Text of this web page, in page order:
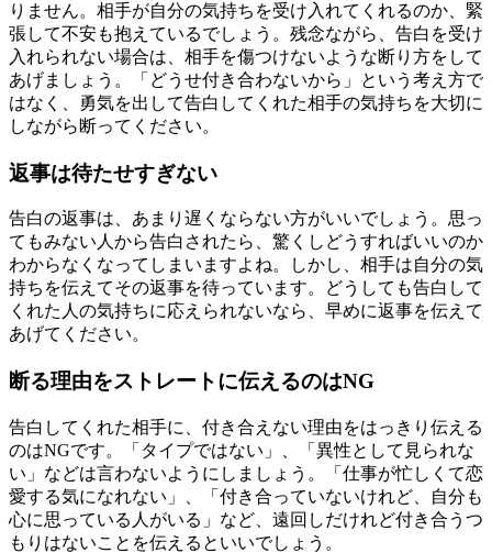
りません。相手が自分の気持ちを受け入れてくれるのか、緊
張して不安も抱えているでしょう。残念ながら、告白を受け
入れられない場合は、相手を傷つけないような断り方をして
あげましょう。「どうせ付き合わないから」という考え方で
はなく、勇気を出して告白してくれた相手の気持ちを大切に
しながら断ってください。
返事は待たせすぎない
告白の返事は、あまり遅くならない方がいいでしょう。思っ
てもみない人から告白されたら、驚くしどうすればいいのか
わからなくなってしまいますよね。しかし、相手は自分の気
持ちを伝えてその返事を待っています。どうしても告白して
くれた人の気持ちに応えられないなら、早めに返事を伝えて
あげてください。
断る理由をストレートに伝えるのはNG
告白してくれた相手に、付き合えない理由をはっきり伝える
のはNGです。「タイプではない」、「異性として見られな
い」などは言わないようにしましょう。「仕事が忙しくて恋
愛する気になれない」、「付き合っていないけれど、自分も
心に思っている人がいる」など、遠回しだけれど付き合うつ
もりはないことを伝えるといいでしょう。